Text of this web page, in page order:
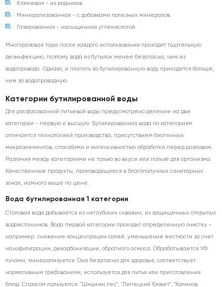
Ключевая - из родников.
Минерализованная - с добавками полезных минералов.
Газированная - насыщенная углекислотой.
Многоразовая тара после каждого использования проходит тщательную
дезинфекцию, поэтому вода из бутылок менее безопасна, чем из
водопровода. Однако, и платить за бутилированную воду приходится больше,
чем за водопроводную.
Категории бутилированной воды
Для расфасованной питьевой воды предусмотрено деление на две
категории - первую и высшую. Бутилированная вода по категориям
отличается технологией производства, присутствием биогенных
микроэлементов, способами и интенсивностью обработки перед розливом.
Различия между категориями не только во вкусе или пользе для организма.
Качественные продукты, производящиеся в благополучных санитарных
зонах, намного выше по цене.
Вода бутилированная 1 категории
Столовая вода добывается из неглубоких скважин, из защищенных открытых
водоисточников. Вода первой категории проходит определенную очистку -
например: снижение концентрации солей, уменьшение жесткости за счет
нанофильтрации, декарбонизации, обратного осмоса. Обрабатывается УФ
лучами, минерализуется. Она безопасна для здоровья, соответствует
нормативным требованиям, используется для питья или приготовления
блюд. Спросом пользуются: "Шишкин лес", "Липецкий Бювет", "Калинов